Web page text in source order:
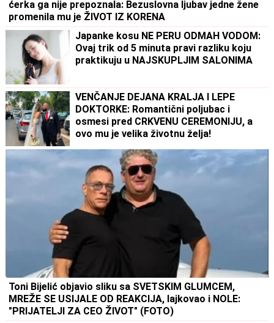
ćerka ga nije prepoznala: Bezuslovna ljubav jedne žene
promenila mu je ŽIVOT IZ KORENA
Japanke kosu NE PERU ODMAH VODOM:
Ovaj trik od 5 minuta pravi razliku koju
praktikuju u NAJSKUPLJIM SALONIMA
VENČANJE DEJANA KRALJA I LEPE
DOKTORKE: Romantični poljubac i
osmesi pred CRKVENU CEREMONIJU, a
ovo mu je velika životnu želja!
Toni Bijelić objavio sliku sa SVETSKIM GLUMCEM,
MREŽE SE USIJALE OD REAKCIJA, lajkovao i NOLE:
"PRIJATELJI ZA CEO ŽIVOT" (FOTO)